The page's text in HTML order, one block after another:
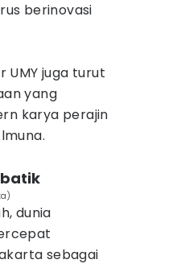
berinovasi
UMY juga turut
yang
karya perajin
dunia
sebagai